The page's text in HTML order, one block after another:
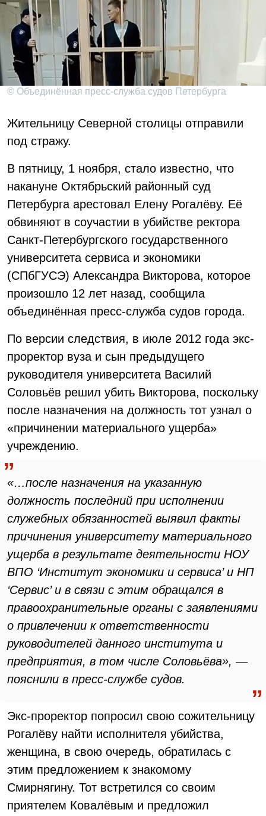
© Объединённая пресс-служба судов Петербурга
Жительницу Северной столицы отправили
под стражу.
В пятницу, 1 ноября, стало известно, что
накануне Октябрьский районный суд
Петербурга арестовал Елену Рогалёву. Её
обвиняют в соучастии в убийстве ректора
Санкт-Петербургского государственного
университета сервиса и экономики
(СПбГУСЭ) Александра Викторова, которое
произошло 12 лет назад, сообщила
объединённая пресс-служба судов города.
По версии следствия, в июле 2012 года экс-
проректор вуза и сын предыдущего
руководителя университета Василий
Соловьёв решил убить Викторова, поскольку
после назначения на должность тот узнал о
«причинении материального ущерба»
учреждению.
«…после назначения на указанную
должность последний при исполнении
служебных обязанностей выявил факты
причинения университету материального
ущерба в результате деятельности НОУ
ВПО ‘Институт экономики и сервиса’ и НП
‘Сервис’ и в связи с этим обращался в
правоохранительные органы с заявлениями
о привлечении к ответственности
руководителей данного института и
предприятия, в том числе Соловьёва», —
пояснили в пресс-службе судов.
Экс-проректор попросил свою сожительницу
Рогалёву найти исполнителя убийства,
женщина, в свою очередь, обратилась с
этим предложением к знакомому
Смирнягину. Тот встретился со своим
приятелем Ковалёвым и предложил